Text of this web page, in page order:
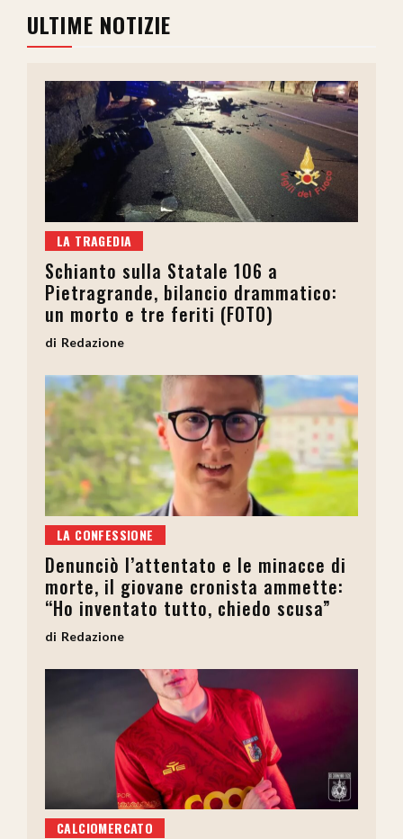
ULTIME NOTIZIE
LA TRAGEDIA
Schianto sulla Statale 106 a
Pietragrande, bilancio drammatico:
un morto e tre feriti (FOTO)
Redazione
LA CONFESSIONE
Denunciò l’attentato e le minacce di
morte, il giovane cronista ammette:
“Ho inventato tutto, chiedo scusa”
Redazione
CALCIOMERCATO